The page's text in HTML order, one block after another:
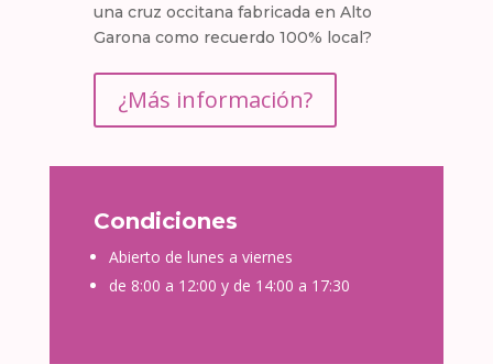
una cruz occitana fabricada en Alto
Garona como recuerdo 100% local?
¿Más información?
Condiciones
Abierto de lunes a viernes
de 8:00 a 12:00 y de 14:00 a 17:30